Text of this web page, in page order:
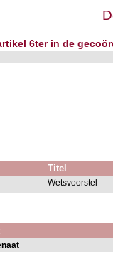
6ter in de
Titel
Wetsvoorstel